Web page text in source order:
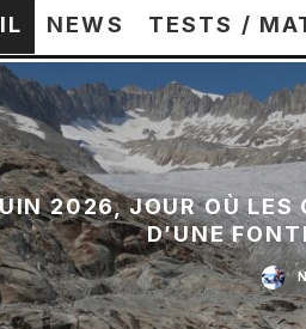
NEWS TESTS /
2026, JOUR OÙ LES
D’UNE